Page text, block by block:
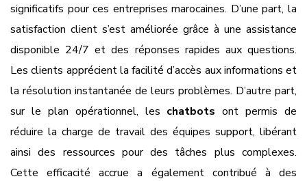
significatifs pour ces entreprises marocaines. D’une part, la
satisfaction client s’est améliorée grâce à une assistance
disponible 24/7 et des réponses rapides aux questions.
Les clients apprécient la facilité d’accès aux informations et
la résolution instantanée de leurs problèmes. D’autre part,
sur le plan opérationnel, les chatbots ont permis de
réduire la charge de travail des équipes support, libérant
ainsi des ressources pour des tâches plus complexes.
Cette efficacité accrue a également contribué à des